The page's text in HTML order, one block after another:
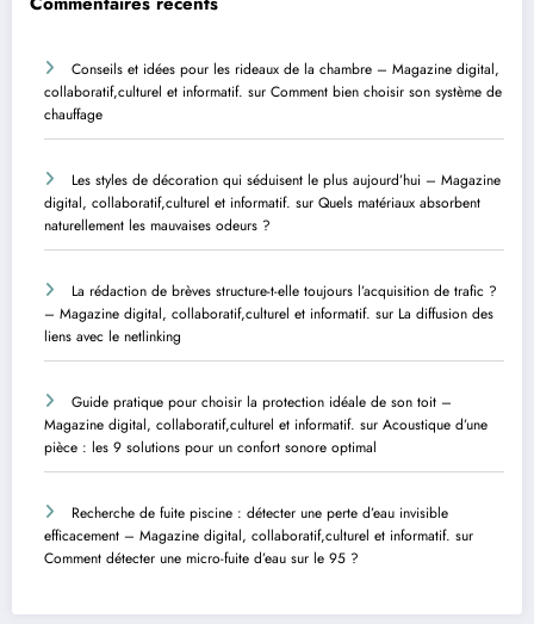
Conseils et idées pour les rideaux de la chambre – Magazine digital,
collaboratif,culturel et informatif. sur Comment bien choisir son système de
chauffage
Les styles de décoration qui séduisent le plus aujourd’hui – Magazine
digital, collaboratif,culturel et informatif. sur Quels matériaux absorbent
naturellement les mauvaises odeurs ?
La rédaction de brèves structure-t-elle toujours l’acquisition de trafic ?
– Magazine digital, collaboratif,culturel et informatif. sur La diffusion des
liens avec le netlinking
Guide pratique pour choisir la protection idéale de son toit –
Magazine digital, collaboratif,culturel et informatif. sur Acoustique d’une
pièce : les 9 solutions pour un confort sonore optimal
Recherche de fuite piscine : détecter une perte d’eau invisible
efficacement – Magazine digital, collaboratif,culturel et informatif. sur
Comment détecter une micro-fuite d’eau sur le 95 ?